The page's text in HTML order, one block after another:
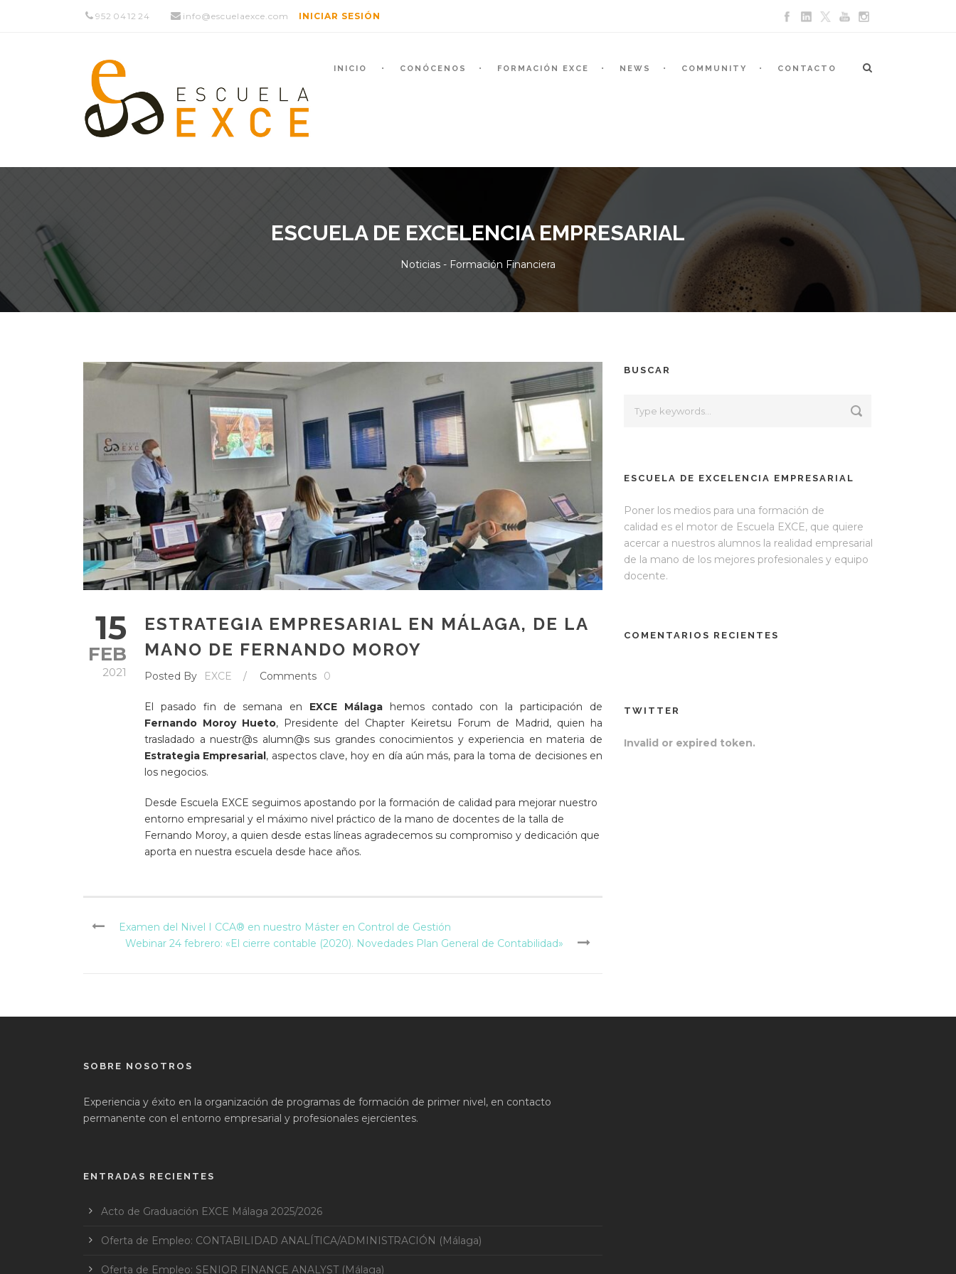
952 04 12 24 info@escuelaexce.com INICIAR SESIÓN
INICIO CONÓCENOS FORMACIÓN EXCE NEWS COMMUNITY CONTACTO
ESCUELA DE EXCELENCIA EMPRESARIAL
Noticias - Formación Financiera
15
FEB
2021
ESTRATEGIA EMPRESARIAL EN MÁLAGA, DE LA
MANO DE FERNANDO MOROY
Posted By EXCE / Comments 0
El pasado fin de semana en EXCE Málagahemos contado con la participación de
Fernando Moroy Hueto, Presidente del Chapter Keiretsu Forum de Madrid, quien ha
trasladado a nuestr@s alumn@s sus grandes conocimientos y experiencia en materia de
Estrategia Empresarial, aspectos clave, hoy en día aún más, para la toma de decisiones en
los negocios.
Desde Escuela EXCE seguimos apostando por la formación de calidad para mejorar nuestro
entorno empresarial y el máximo nivel práctico de la mano de docentes de la talla de
Fernando Moroy, a quien desde estas líneas agradecemos su compromiso y dedicación que
aporta en nuestra escuela desde hace años.
Examen del Nivel I CCA® en nuestro Máster en Control de Gestión
Webinar 24 febrero: «El cierre contable (2020). Novedades Plan General de Contabilidad»
BUSCAR
ESCUELA DE EXCELENCIA EMPRESARIAL
Poner los medios para una formación de
calidad es el motor de Escuela EXCE, que quiere
acercar a nuestros alumnos la realidad empresarial
de la mano de los mejores profesionales y equipo
docente.
COMENTARIOS RECIENTES
TWITTER
Invalid or expired token.
SOBRE NOSOTROS
Experiencia y éxito en la organización de programas de formación de primer nivel, en contacto
permanente con el entorno empresarial y profesionales ejercientes.
ENTRADAS RECIENTES
Acto de Graduación EXCE Málaga 2025/2026
Oferta de Empleo: CONTABILIDAD ANALÍTICA/ADMINISTRACIÓN (Málaga)
Oferta de Empleo: SENIOR FINANCE ANALYST (Málaga)